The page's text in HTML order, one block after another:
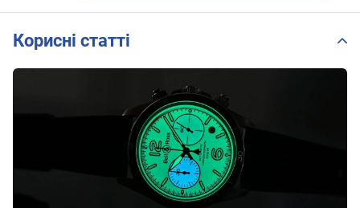
Корисні статті